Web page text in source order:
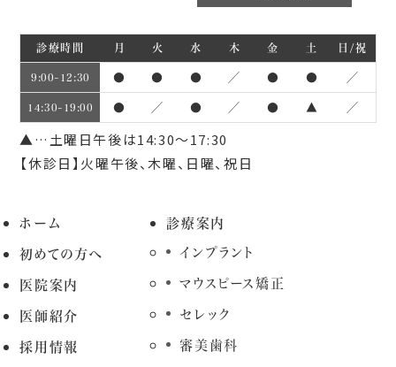
診療時間 月 火 水 木 金 土 日/祝
9:00~12:30 ● ● ● ／ ● ● ／
14:30~19:00 ● ／ ● ／ ● ▲ ／
▲…土曜日午後は14:30～17:30
【休診日】火曜午後、木曜、日曜、祝日
ホーム
初めての方へ
医院案内
医師紹介
採用情報
診療案内
インプラント
マウスピース矯正
セレック
審美歯科